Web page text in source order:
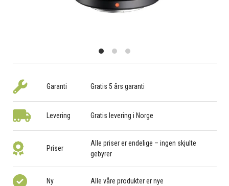
Garanti Gratis 5 års garanti
Levering Gratis levering i Norge
Priser
Alle priser er endelige – ingen skjulte
gebyrer
Ny Alle våre produkter er nye